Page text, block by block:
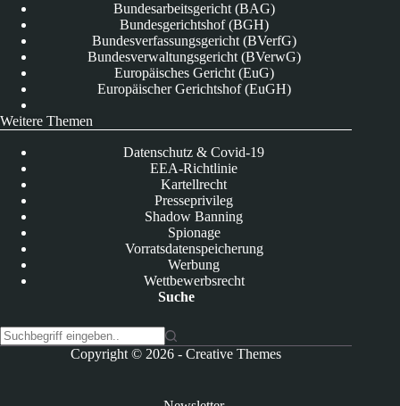
Bundesarbeitsgericht (BAG)
Bundesgerichtshof (BGH)
Bundesverfassungsgericht (BVerfG)
Bundesverwaltungsgericht (BVerwG)
Europäisches Gericht (EuG)
Europäischer Gerichtshof (EuGH)
Weitere Themen
Datenschutz & Covid-19
EEA-Richtlinie
Kartellrecht
Presseprivileg
Shadow Banning
Spionage
Vorratsdatenspeicherung
Werbung
Wettbewerbsrecht
Suche
Copyright © 2026 -Creative Themes